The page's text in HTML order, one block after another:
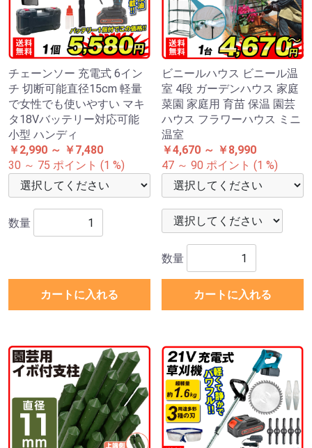
チェーンソー 充電式 6イン
チ 切断可能直径15cm 軽量
で女性でも使いやすい マキ
タ18Vバッテリー対応可能
小型 ハンディ
￥2,990 ～ ￥7,480
30 ～ 75 ポイント (1 %)
数量
カートに入れる
ビニールハウス ビニール温
室 4段 ガーデンハウス 家庭
菜園 家庭用 育苗 保温 園芸
ハウス フラワーハウス ミニ
温室
￥4,670 ～ ￥8,990
47 ～ 90 ポイント (1 %)
数量
カートに入れる